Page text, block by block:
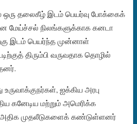
ஒரு தலைகீழ் இடம் பெயர்வு போக்கைக்
மேய்ச்சல் நிலங்களுக்காக கனடா
இடம் பெயர்ந்த முன்னாள்
திரும்பி வருவதாக தொழில்
ஐக்கிய அரபு
கனேடிய மற்றும் அமெரிக்க
அதிக முதலீடுகளைக் கண்டுள்ளனர்